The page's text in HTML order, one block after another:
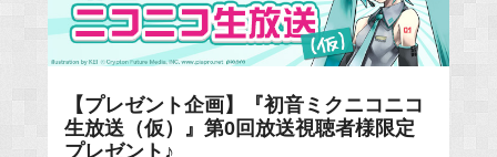
【プレゼント企画】『初音ミクニコニコ
生放送（仮）』第0回放送視聴者様限定
プレゼント♪